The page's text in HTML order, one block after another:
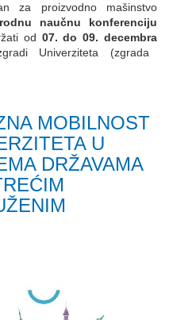
za proizvodno mašinstvo
naučnu konferenciju
od 07. do09.decembra
Univerziteta (zgrada
MOBILNOST
U
DRŽAVAMA